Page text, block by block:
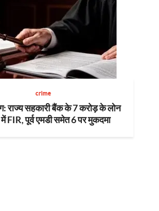
crime
राज्य सहकारी बैंक के 7 करोड़ के लोन
FIR, पूर्व एमडी समेत 6 पर मुकदमा